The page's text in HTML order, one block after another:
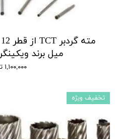
میل برند ویکینگر WIKINGER
۱,۱۰۰,۰۰۰ تومان
تخفیف ویژه